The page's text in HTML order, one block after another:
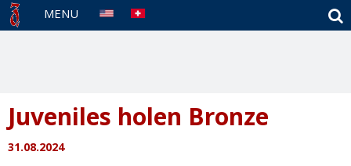
MENU
Juveniles holen Bronze
31.08.2024